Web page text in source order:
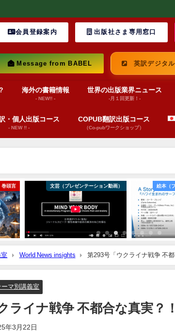
会員登録案内 出版社さま専用窓口
Message from BABEL 英訳デジタ
海外の書籍情報
- NEW!! -
世界の出版業界ニュース
-月１回更新！-
・個人出版コース
- NEW !! -
COPUB翻訳出版コース
（Co-pubワークショップ）
巻頭言 文芸（プレゼンテーション動画） 絵本（
室 World News insights 第293号「ウクライナ戦争 不都
ーマ別講義室
ライナ戦争 不都合な真実？！
年3月22日